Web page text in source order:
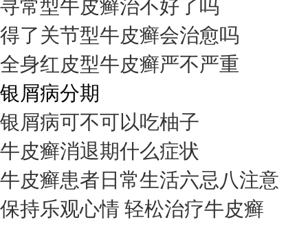
寻常型牛皮癣治不好了吗
得了关节型牛皮癣会治愈吗
全身红皮型牛皮癣严不严重
银屑病分期
银屑病可不可以吃柚子
牛皮癣消退期什么症状
牛皮癣患者日常生活六忌八注意
保持乐观心情 轻松治疗牛皮癣